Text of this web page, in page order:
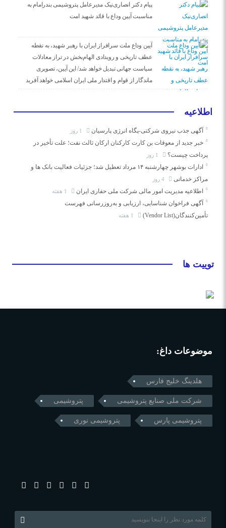
پیام دکتر انصاری‌نیک مدیرعامل پتروشیمی بندرامام به
مناسبت آیین وداع با قائد شهید امت
آیین وداع ملت سرافراز ایران با رهبر شهید، به نقطه
عطف تاریخی و رویدادی الهام‌بخش در تراز معادلات
سیاست جهانی تبدیل خواهد شد/ این آیین، تصویری
ماندگار از قوام و اقتدار ملی ایران اسلامی خواهد آفرید
اطلاعیه
آگهی جذب نیروی شرکتی-پگاه انرژی پارسیان
خبر جدید از معوقات بن کارت کارکنان ارکان ثالث نفت؛ علت تأخیر در
پرداخت چیست؟
ادارات بوشهر چهارشنبه ۱۴ مرداد تعطیل شد؛ جزئیات فعالیت بانک ها و
مراکز خدماتی
اطلاعیه مدیریت امور مالی شرکت ملی حفاری ایران
آگهی فراخوان شناسایی، ارزیابی و به‌روزرسانی فهرست
تأمین‌کنندگان(Vendor List)
توییت ها
موضوعات داغ:
هلدینگ خلیج فارس
شرکت ملی صنایع پتروشیمی پتروشیمی
پتروشیمی پارس پتروشیمی نوری